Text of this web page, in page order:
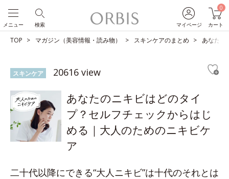
マイページ
0
カート
検索
メニュー
TOP マガジン（美容情報・読み物） スキンケアのまとめ あなたの
スキンケア 20616 view
あなたのニキビはどのタイ
プ？セルフチェックからはじ
める｜大人のためのニキビケ
ア
二十代以降にできる“大人ニキビ”は十代のそれとは